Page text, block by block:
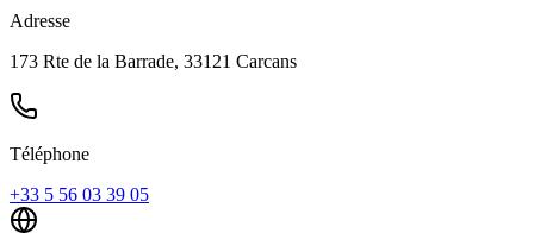
Adresse
173 Rte de la Barrade, 33121 Carcans
Téléphone
+33 5 56 03 39 05